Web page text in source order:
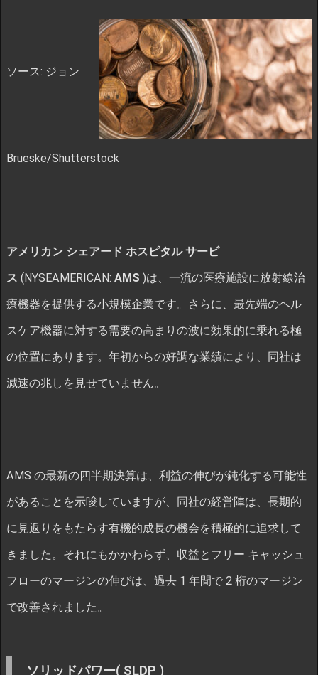
ソース: ジョン
Brueske/Shutterstock
アメリカン シェアード ホスピタル サービ
ス (NYSEAMERICAN: AMS )は、一流の医療施設に放射線治
療機器を提供する小規模企業です。さらに、最先端のヘル
スケア機器に対する需要の高まりの波に効果的に乗れる極
の位置にあります。年初からの好調な業績により、同社は
減速の兆しを見せていません。
AMS の最新の四半期決算は、利益の伸びが鈍化する可能性
があることを示唆していますが、同社の経営陣は、長期的
に見返りをもたらす有機的成長の機会を積極的に追求して
きました。それにもかかわらず、収益とフリー キャッシュ
フローのマージンの伸びは、過去 1 年間で 2 桁のマージン
で改善されました。
ソリッドパワー( SLDP )